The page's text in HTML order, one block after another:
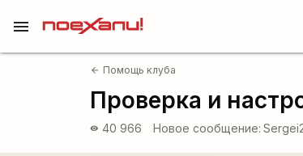
menu
arrow_back Помощь клуба
Проверка и
visibility 40 966 Новое сообщение: